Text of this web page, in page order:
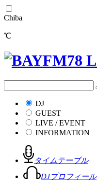
Chiba
℃
DJ
GUEST
LIVE / EVENT
INFORMATION
タイムテーブル
DJプロフィール